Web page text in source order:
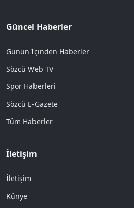
Güncel Haberler
Günün İçinden Haberler
Sözcü Web TV
Spor Haberleri
Sözcü E-Gazete
Tüm Haberler
İletişim
İletişim
Künye